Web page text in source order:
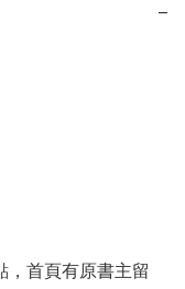
−
，首頁有原書主留